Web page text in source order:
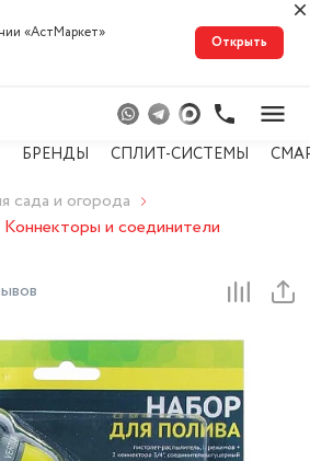
«АстМарке‪т‬»
Открыть
БРЕНДЫ СПЛИТ-СИСТЕМЫ
сада и огорода
Коннекторы и соединители